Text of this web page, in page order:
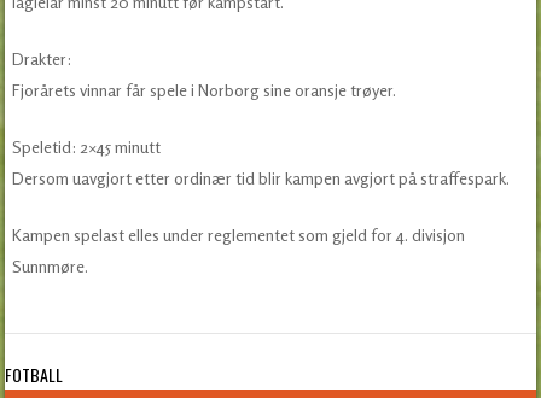
Drakter:
Fjorårets vinnar får spele i Norborg sine oransje trøyer.
Speletid: 2×45 minutt
Dersom uavgjort etter ordinær tid blir kampen avgjort på straffespark.
Kampen spelast elles under reglementet som gjeld for 4. divisjon
Sunnmøre.
FOTBALL